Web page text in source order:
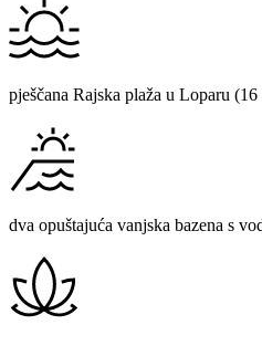
pješčana Rajska plaža u Loparu
dva opuštajuća vanjska bazena s